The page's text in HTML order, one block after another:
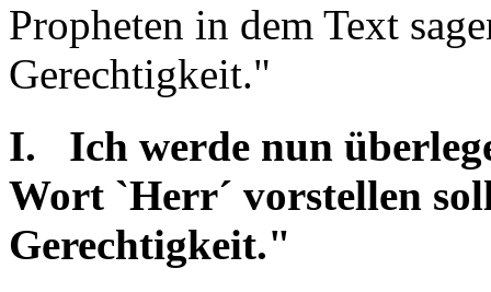
Propheten in dem Text
Gerechtigkeit."
I. Ich werde nun
Wort `Herr´ vorstellen
Gerechtigkeit."